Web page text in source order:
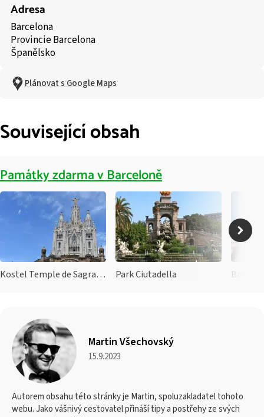
Adresa
Barcelona
Provincie Barcelona
Španělsko
Plánovat s Google Maps
Související obsah
Památky zdarma v Barceloně
Kostel Temple de Sagrat Cor Park Ciutadella
Martin Všechovský
15.9.2023
Autorem obsahu této stránky je Martin, spoluzakladatel tohoto
webu. Jako vášnivý cestovatel přináší tipy a postřehy ze svých